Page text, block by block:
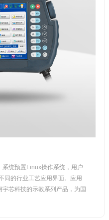
统预置Linux操作系统，用户
同的行业工艺应用界面。应用
芯科技的示教系列产品，为国
；其工业化设计，防水，防